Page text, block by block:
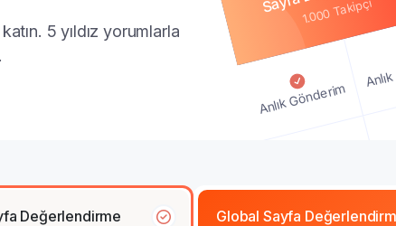
5 yıldız yorumlarla
1.000 Takipçi
Anlık Gönderim
Değerlendirme Global Sayfa